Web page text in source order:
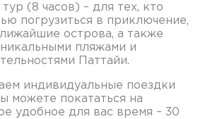
(8 часов) – для тех, кто
погрузиться в приключение,
острова, а также
пляжами и
Паттайи.
индивидуальные поездки
можете покататься на
удобное для вас время – 30